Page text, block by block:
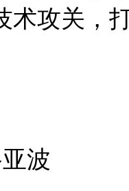
术攻关，
波